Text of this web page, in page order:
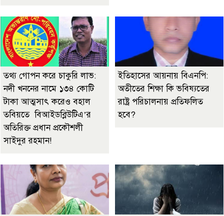
তথ্য গোপন করে চাকুরি লাভ:
নদী খননের নামে ১৩৪ কোটি
টাকা আত্মসাৎ করেও বহাল
তবিয়তে বিআইডব্লিউটিএ’র
অতিরিক্ত প্রধান প্রকৌশলী
সাইদুর রহমান!
ইতিহাসের আয়নায় বিএনপি:
অতীতের শিক্ষা কি ভবিষ্যতের
রাষ্ট্র পরিচালনায় প্রতিফলিত
হবে?